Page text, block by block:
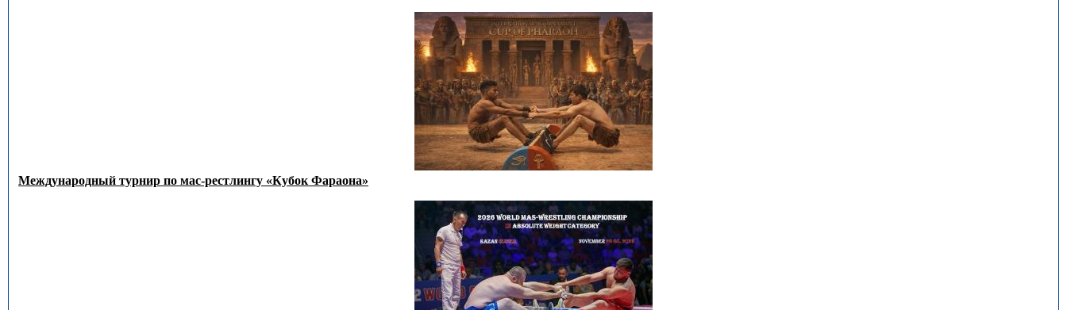
Международный турнир по мас-рестлингу «Кубок Фараона»